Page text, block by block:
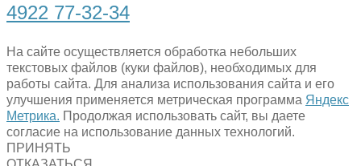
4922 77-32-34
На сайте осуществляется обработка небольших
текстовых файлов (куки файлов), необходимых для
работы сайта. Для анализа использования сайта и его
улучшения применяется метрическая программа Яндекс
Метрика. Продолжая использовать сайт, вы даете
согласие на использование данных технологий.
ПРИНЯТЬ